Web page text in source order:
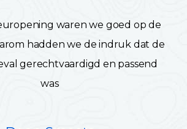
waren we goed op de
hadden we de indruk dat de
gerechtvaardigd en passend
was